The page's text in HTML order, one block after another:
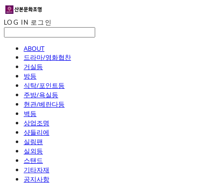
LOG IN 로그인
ABOUT
드라마/영화협찬
거실등
방등
식탁/포인트등
주방/욕실등
현관/베란다등
벽등
상업조명
샹들리에
실링팬
실외등
스탠드
기타자재
공지사항